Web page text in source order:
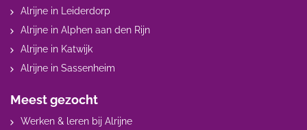
Alrijne in Leiderdorp
Alrijne in Alphen aan den Rijn
Alrijne in Katwijk
Alrijne in Sassenheim
Meest gezocht
Werken & leren bij Alrijne